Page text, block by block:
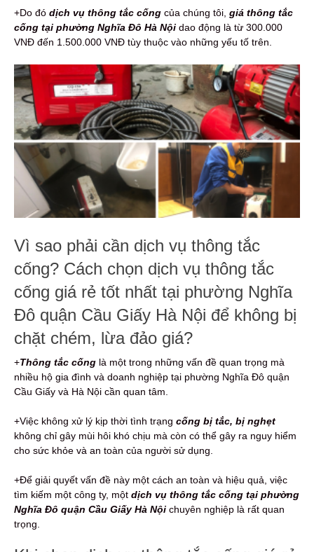
+Do đó dịch vụ thông tắc cống của chúng tôi, giá thông tắc
cống tại phường Nghĩa Đô Hà Nội dao động là từ 300.000
VNĐ đến 1.500.000 VNĐ tùy thuộc vào những yếu tố trên.
Vì sao phải cần dịch vụ thông tắc
cống? Cách chọn dịch vụ thông tắc
cống giá rẻ tốt nhất tại phường Nghĩa
Đô quận Cầu Giấy Hà Nội để không bị
chặt chém, lừa đảo giá?
+Thông tắc cống là một trong những vấn đề quan trọng mà
nhiều hộ gia đình và doanh nghiệp tại phường Nghĩa Đô quận
Cầu Giấy và Hà Nội cần quan tâm.
+Việc không xử lý kịp thời tình trạng cống bị tắc, bị nghẹt
không chỉ gây mùi hôi khó chịu mà còn có thể gây ra nguy hiểm
cho sức khỏe và an toàn của người sử dụng.
+Để giải quyết vấn đề này một cách an toàn và hiệu quả, việc
tìm kiếm một công ty, một dịch vụ thông tắc cống tại phường
Nghĩa Đô quận Cầu Giấy Hà Nội chuyên nghiệp là rất quan
trọng.